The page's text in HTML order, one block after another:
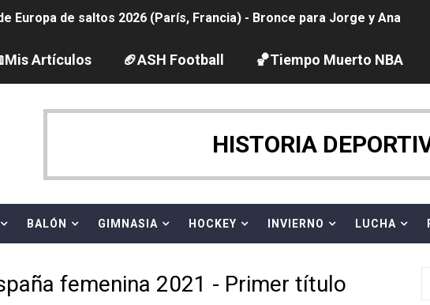
Europa de saltos 2026 (París, Francia) - Bronce para Jorge y Ana
femenino 2026 - Etapa 6
League 2026
Europa de pentatlón moderno 2026 (Estambul, Turquía)
Europa de natación artística 2026 (París, Francia) - España domina
Artículos 🏈ASH Football 🏀Tiempo Muerto NBA
HISTORIA
BALÓN GIMNASIA HOCKEY INVIERNO LUCHA
femenina 2021 - Primer título